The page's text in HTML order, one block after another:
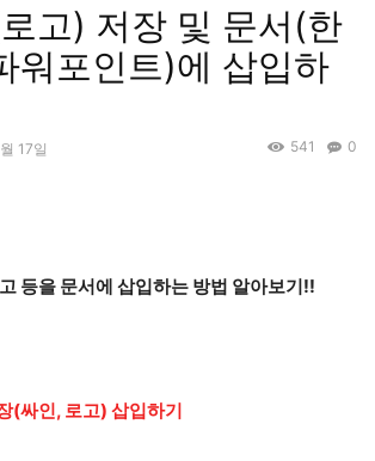
고) 저장 및 문서(한
워포인트)에 삽입하
17일 0
541
등을 문서에 삽입하는 방법 알아보기!!
(싸인, 로고) 삽입하기